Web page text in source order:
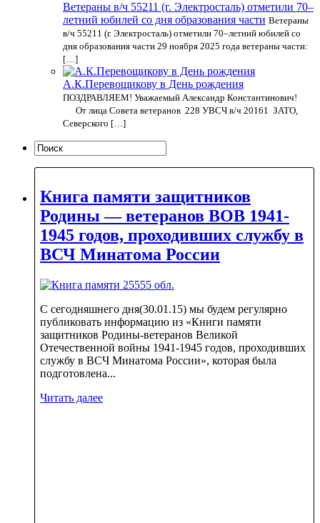
Ветераны в/ч 55211 (г. Электросталь) отметили 70–
летний юбилей со дня образования части Ветераны
в/ч 55211 (г. Электросталь) отметили 70–летний юбилей со
дня образования части 29 ноября 2025 года ветераны части:
[…]
А.К.Перевощикову в День рождения
ПОЗДРАВЛЯЕМ! Уважаемый Александр Константинович!
От лица Совета ветеранов 228 УВСЧ в/ч 20161 ЗАТО,
Северского […]
Книга памяти защитников
Родины — ветеранов ВОВ 1941-
1945 годов, проходивших службу в
ВСЧ Минатома России
С сегодняшнего дня(30.01.15) мы будем регулярно
публиковать информацию из «Книги памяти
защитников Родины-ветеранов Великой
Отечественной войны 1941-1945 годов, проходивших
службу в ВСЧ Минатома России», которая была
подготовлена...
Читать далее